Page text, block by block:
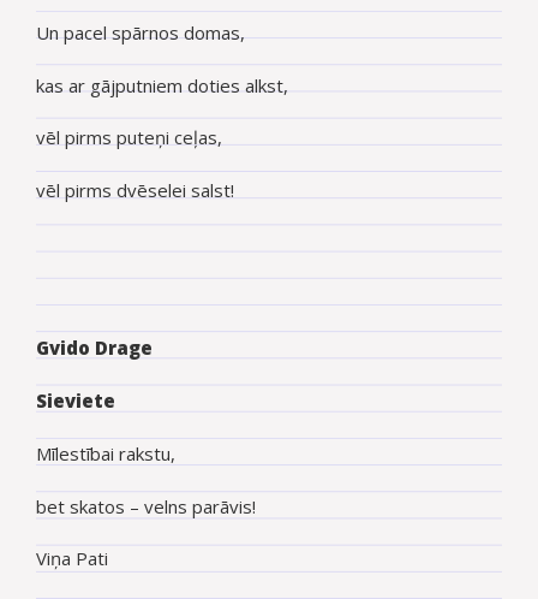
Un pacel spārnos domas,
kas ar gājputniem doties alkst,
vēl pirms puteņi ceļas,
vēl pirms dvēselei salst!
Gvido Drage
Sieviete
Mīlestībai rakstu,
bet skatos – velns parāvis!
Viņa Pati